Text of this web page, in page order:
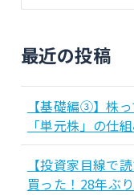
最近の投稿
【基礎編③】株
「単元株」の仕
【投資家目線で
買った！28年ぶ